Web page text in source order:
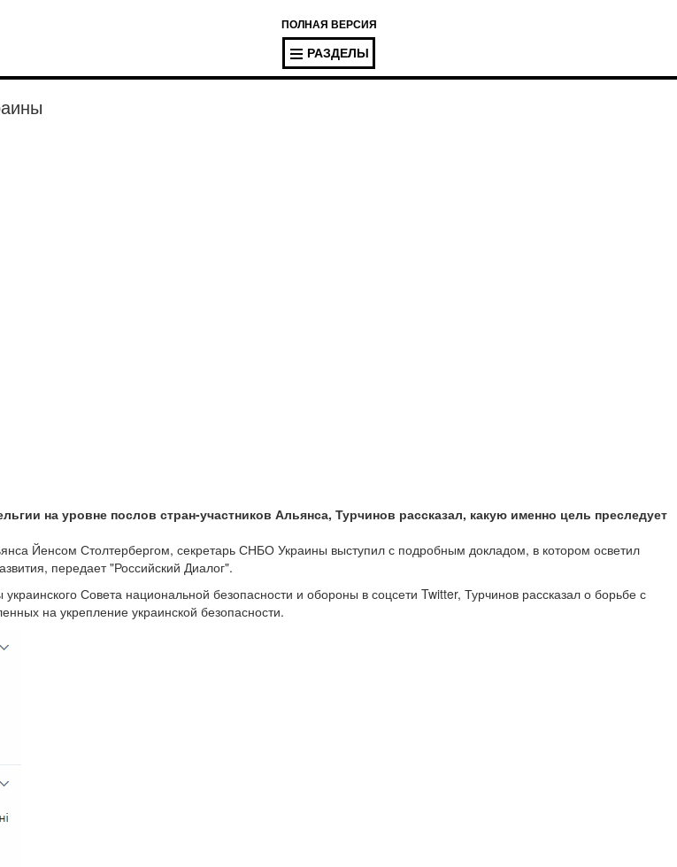
ПОЛНАЯ ВЕРСИЯ
РАЗДЕЛЫ
на уровне послов стран-участников Альянса, Турчинов рассказал, какую именно цель преследует
Йенсом Столтербергом, секретарь СНБО Украины выступил с подробным докладом, в котором осветил
передает "Российский Диалог".
Совета национальной безопасности и обороны в соцсети Twitter, Турчинов рассказал о борьбе с
на укрепление украинской безопасности.